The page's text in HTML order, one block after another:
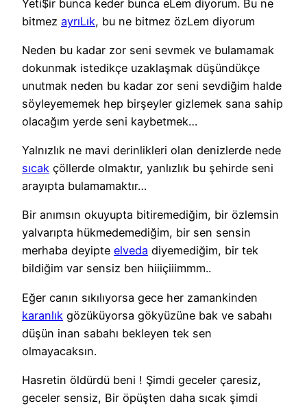
Yeti$ir bunca keder bunca eLem diyorum. Bu ne
bitmez ayrıLık, bu ne bitmez özLem diyorum
Neden bu kadar zor seni sevmek ve bulamamak
dokunmak istedikçe uzaklaşmak düşündükçe
unutmak neden bu kadar zor seni sevdiğim halde
söyleyememek hep birşeyler gizlemek sana sahip
olacağım yerde seni kaybetmek…
Yalnızlık ne mavi derinlikleri olan denizlerde nede
sıcak çöllerde olmaktır, yanlızlık bu şehirde seni
arayıpta bulamamaktır…
Bir anımsın okuyupta bitiremediğim, bir özlemsin
yalvarıpta hükmedemediğim, bir sen sensin
merhaba deyipte elveda diyemediğim, bir tek
bildiğim var sensiz ben hiiiçiiimmm..
Eğer canın sıkılıyorsa gece her zamankinden
karanlık gözüküyorsa gökyüzüne bak ve sabahı
düşün inan sabahı bekleyen tek sen
olmayacaksın.
Hasretin öldürdü beni ! Şimdi geceler çaresiz,
geceler sensiz, Bir öpüşten daha sıcak şimdi